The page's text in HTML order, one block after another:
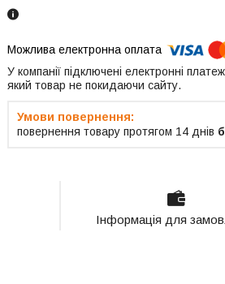
У компанії підключені електронні
який товар не покидаючи сайту.
повернення товару протягом 14 днів
Інформація для